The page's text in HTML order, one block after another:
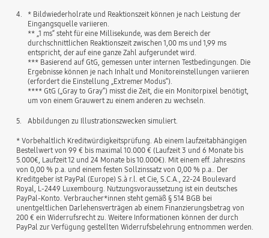
4.
* Bildwiederholrate und Reaktionszeit können je nach Leistung der
Eingangsquelle variieren.
** „1 ms“ steht für eine Millisekunde, was dem Bereich der
durchschnittlichen Reaktionszeit zwischen 1,00 ms und 1,99 ms
entspricht, der auf eine ganze Zahl aufgerundet wird.
*** Basierend auf GtG, gemessen unter internen Testbedingungen. Die
Ergebnisse können je nach Inhalt und Monitoreinstellungen variieren
(erfordert die Einstellung „Extremer Modus“).
**** GtG („Gray to Gray“) misst die Zeit, die ein Monitorpixel benötigt,
um von einem Grauwert zu einem anderen zu wechseln.
5. Abbildungen zu Illustrationszwecken simuliert.
* Vorbehaltlich Kreditwürdigkeitsprüfung. Ab einem laufzeitabhängigen
Bestellwert von 99 € bis maximal 10.000 € (Laufzeit 3 und 6 Monate bis
5.000€, Laufzeit 12 und 24 Monate bis 10.000€). Mit einem eff. Jahreszins
von 0,00 % p.a. und einem festen Sollzinssatz von 0,00 % p.a.. Der
Kreditgeber ist PayPal (Europe) S.à r.l. et Cie, S.C.A., 22-24 Boulevard
Royal, L-2449 Luxembourg. Nutzungsvoraussetzung ist ein deutsches
PayPal-Konto. Verbraucher*innen steht gemäß § 514 BGB bei
unentgeltlichen Darlehensverträgen ab einem Finanzierungsbetrag von
200 € ein Widerrufsrecht zu. Weitere Informationen können der durch
PayPal zur Verfügung gestellten Widerrufsbelehrung entnommen werden.